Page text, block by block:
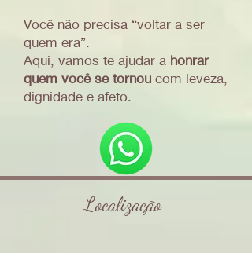
Você não precisa “voltar a ser
quem era”.
Aqui, vamos te ajudar a honrar
quem você se tornou com leveza,
dignidade e afeto.
Localização